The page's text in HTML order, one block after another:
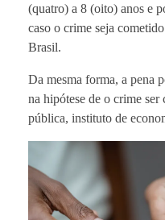
(quatro) a 8 (oito) anos e
caso o crime seja
Brasil.
Da mesma forma, a pena
na hipótese de o crime
pública, instituto de